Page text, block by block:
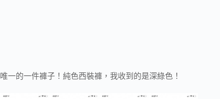
唯一的一件褲子！純色西裝褲，我收到的是深綠色！